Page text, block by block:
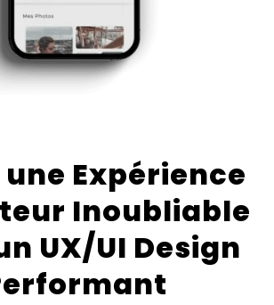
Expérience
Inoubliable
UX/UI Design